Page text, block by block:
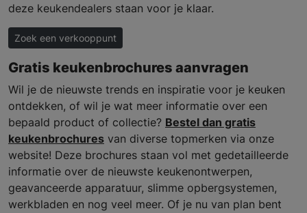
deze keukendealers staan voor je klaar.
Zoek een verkooppunt
Gratis keukenbrochures aanvragen
Wil je de nieuwste trends en inspiratie voor je keuken
ontdekken, of wil je wat meer informatie over een
bepaald product of collectie? Bestel dan gratis
keukenbrochures van diverse topmerken via onze
website! Deze brochures staan vol met gedetailleerde
informatie over de nieuwste keukenontwerpen,
geavanceerde apparatuur, slimme opbergsystemen,
werkbladen en nog veel meer. Of je nu van plan bent